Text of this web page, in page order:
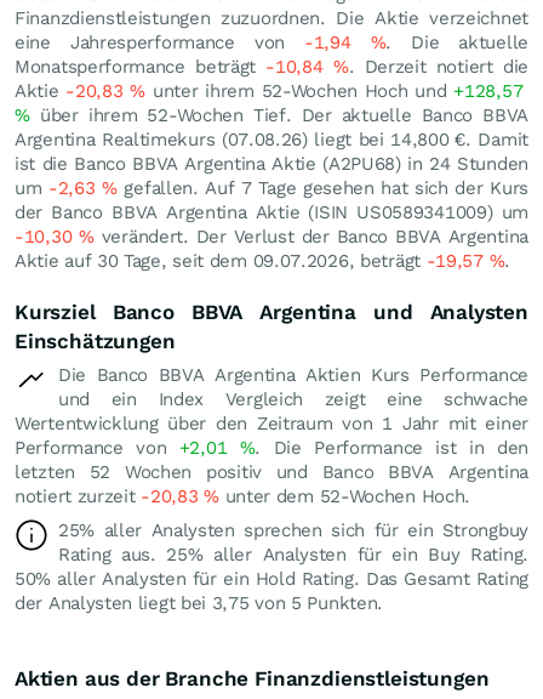
Finanzdienstleistungen zuzuordnen. Die Aktie verzeichnet
eine Jahresperformance von -1,94 %. Die aktuelle
Monatsperformance beträgt -10,84 %. Derzeit notiert die
Aktie -20,83% unter ihrem 52-Wochen Hoch und +128,57
%über ihrem 52-Wochen Tief. Der aktuelle Banco BBVA
Argentina Realtimekurs (07.08.26) liegt bei 14,800 €. Damit
ist die Banco BBVA Argentina Aktie (A2PU68) in 24 Stunden
um -2,63%gefallen. Auf 7 Tage gesehen hat sich der Kurs
der Banco BBVA Argentina Aktie (ISIN US0589341009) um
-10,30%verändert. Der Verlust der Banco BBVA Argentina
Aktie auf 30 Tage, seit dem 09.07.2026, beträgt -19,57 %.
Kursziel Banco BBVA Argentina und Analysten
Einschätzungen
Die Banco BBVA Argentina Aktien Kurs Performance
und ein Index Vergleich zeigt eine schwache
Wertentwicklung über den Zeitraum von 1 Jahr mit einer
Performance von +2,01 %. Die Performance ist in den
letzten 52 Wochen positiv und Banco BBVA Argentina
notiert zurzeit -20,83%unter dem 52-Wochen Hoch.
25% aller Analysten sprechen sich für ein Strongbuy
Rating aus. 25% aller Analysten für ein Buy Rating.
50% aller Analysten für ein Hold Rating. Das Gesamt Rating
der Analysten liegt bei 3,75 von 5 Punkten.
Aktien aus der Branche Finanzdienstleistungen